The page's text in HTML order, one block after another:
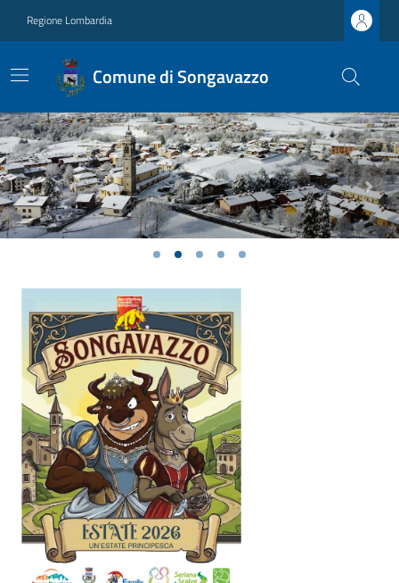
Regione Lombardia
Comune di Songavazzo
Previous Next
Ultime notizie